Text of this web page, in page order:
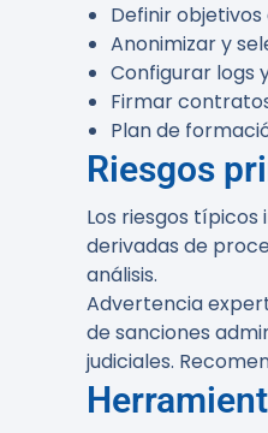
Definir
Anonimizar y
Configurar logs
Firmar
Plan de
Riesgos
Los riesgos
derivadas de
análisis.
Advertencia
de sanciones
judiciales.